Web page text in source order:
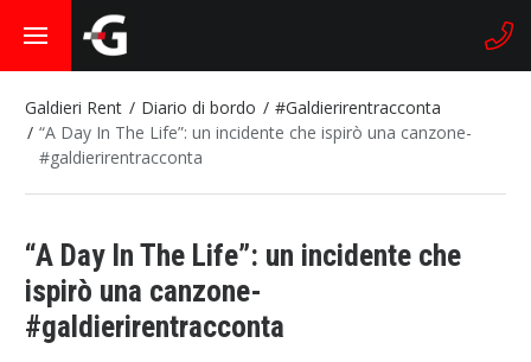
Galdieri Rent Diario di bordo
#Galdierirentracconta
“A Day In The Life”: un incidente che ispirò una canzone-
#galdierirentracconta
“A Day In The Life”: un incidente che
ispirò una canzone-
#galdierirentracconta